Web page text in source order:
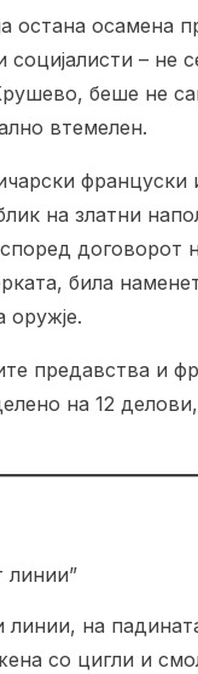
остана осамена
– не
беше не
втемелен.
француски
на златни
договорот
била
оружје.
предавства и
на 12
линии”
на
со цигли и